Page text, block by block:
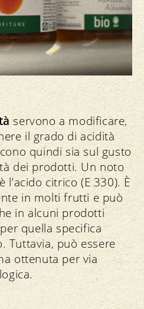
servono a modificare,
il grado di acidità
quindi sia sul gusto
dei prodotti. Un noto
l’acido citrico (E 330). È
in molti frutti e può
in alcuni prodotti
quella specifica
Tuttavia, può essere
ottenuta per via